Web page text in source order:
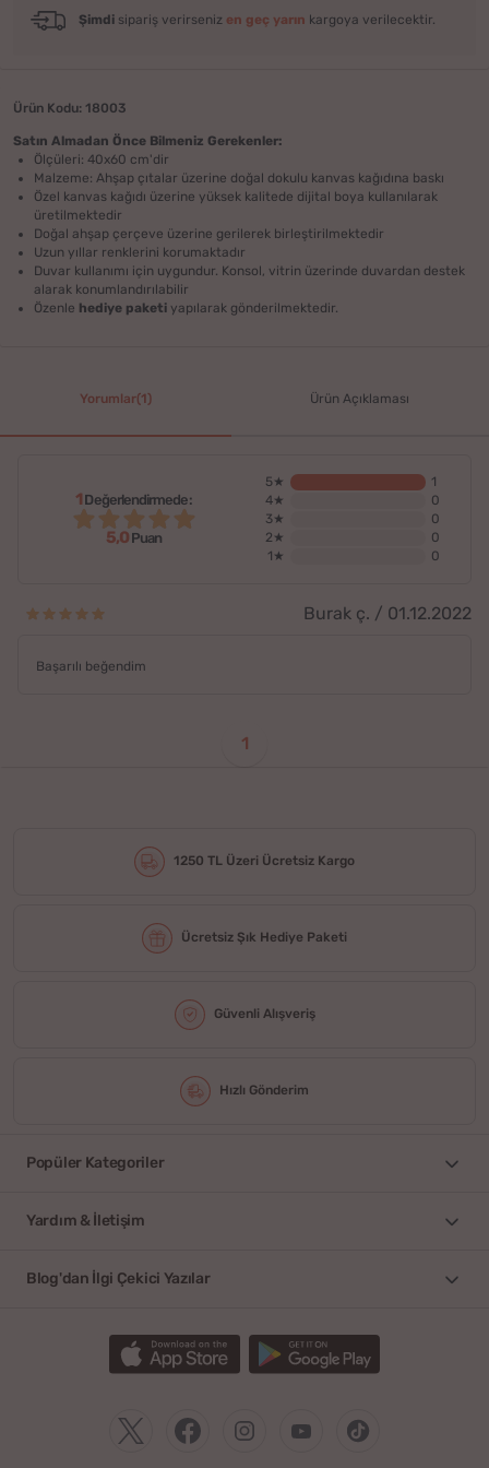
Şimdi sipariş verirseniz en geç yarın kargoya verilecektir.
Ürün Kodu: 18003
Satın Almadan Önce Bilmeniz Gerekenler:
Ölçüleri: 40x60 cm'dir
Malzeme: Ahşap çıtalar üzerine doğal dokulu kanvas kağıdına baskı
Özel kanvas kağıdı üzerine yüksek kalitede dijital boya kullanılarak
üretilmektedir
Doğal ahşap çerçeve üzerine gerilerek birleştirilmektedir
Uzun yıllar renklerini korumaktadır
Duvar kullanımı için uygundur. Konsol, vitrin üzerinde duvardan destek
alarak konumlandırılabilir
Özenle hediye paketi yapılarak gönderilmektedir.
Yorumlar(1) Ürün Açıklaması
1 Değerlendirmede:
5,0Puan
5★
1
4★
0
3★
0
2★
0
1★
0
Burak ç. / 01.12.2022
Başarılı beğendim
1
1250 TL Üzeri Ücretsiz Kargo
Ücretsiz Şık Hediye Paketi
Güvenli Alışveriş
Hızlı Gönderim
Popüler Kategoriler
Yardım & İletişim
Blog'dan İlgi Çekici Yazılar